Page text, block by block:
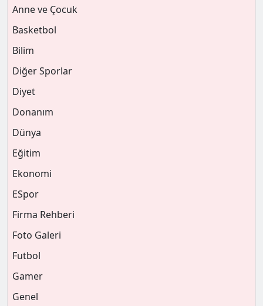
Anne ve Çocuk
Basketbol
Bilim
Diğer Sporlar
Diyet
Donanım
Dünya
Eğitim
Ekonomi
ESpor
Firma Rehberi
Foto Galeri
Futbol
Gamer
Genel